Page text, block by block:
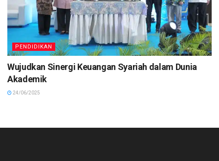
PENDIDIKAN
Wujudkan Sinergi Keuangan Syariah dalam Dunia
Akademik
24/06/2025